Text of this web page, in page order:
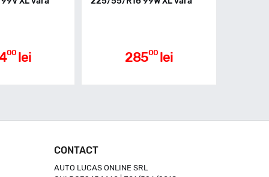
00 lei 28500 lei
CONTACT
AUTO LUCAS ONLINE SRL